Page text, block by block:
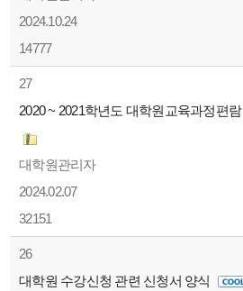
2024.10.24
14777
27
2020 ~ 2021학년도 대학원교육과정편람
대학원관리자
2024.02.07
32151
26
대학원 수강신청 관련 신청서 양식